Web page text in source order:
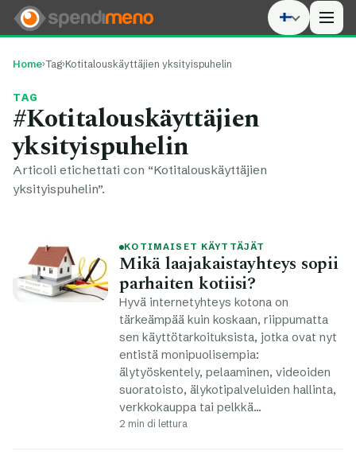
Home›Tag›Kotitalouskäyttäjien yksityispuhelin
TAG
#Kotitalouskäyttäjien
yksityispuhelin
Articoli etichettati con “Kotitalouskäyttäjien
yksityispuhelin”.
KOTIMAISET KÄYTTÄJÄT
Mikä laajakaistayhteys sopii
parhaiten kotiisi?
Hyvä internetyhteys kotona on
tärkeämpää kuin koskaan, riippumatta
sen käyttötarkoituksista, jotka ovat nyt
entistä monipuolisempia:
älytyöskentely, pelaaminen, videoiden
suoratoisto, älykotipalveluiden hallinta,
verkkokauppa tai pelkkä…
2 min di lettura